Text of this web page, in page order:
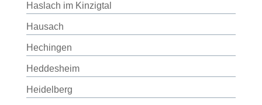
Haslach im Kinzigtal
Hausach
Hechingen
Heddesheim
Heidelberg